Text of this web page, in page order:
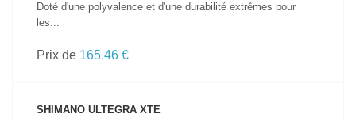
Doté d'une polyvalence et d'une durabilité extrêmes pour
les...
Prix de 165.46 €
SHIMANO ULTEGRA XTE